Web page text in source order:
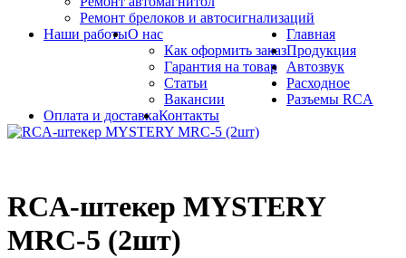
Ремонт брелоков и автосигнализаций
Наши работыО нас
Как оформить заказ
Гарантия на товар
Статьи
Вакансии
Оплата и доставкаКонтакты
Главная
Продукция
Автозвук
Расходное
Разъемы RCA
RCA-штекер MYSTERY
MRC-5 (2шт)